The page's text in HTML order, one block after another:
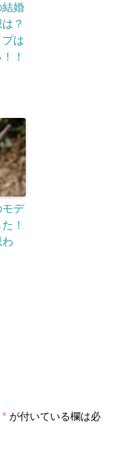
結婚
？
は
！
モデ
！
* が付いている欄は必